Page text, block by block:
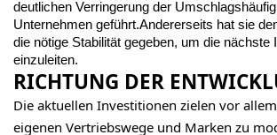
deutlichen Verringerung der
Unternehmen geführt.Andererseits hat sie
die nötige Stabilität gegeben, um die nächste
einzuleiten.
RICHTUNG DER
Die aktuellen Investitionen zielen vor
eigenen Vertriebswege und Marken zu